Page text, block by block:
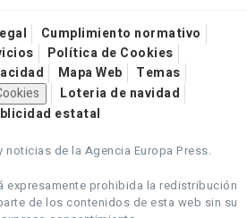
Cumplimiento normativo
Política de Cookies
Mapa Web
Temas
Loteria de navidad
estatal
noticias de la Agencia Europa Press.
expresamente prohibida la redistribución
de los contenidos de esta web sin su